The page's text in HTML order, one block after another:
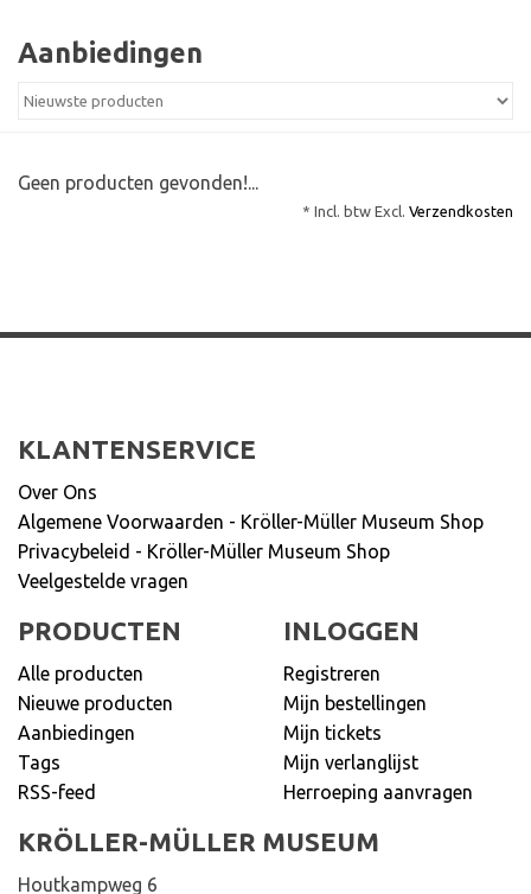
Aanbiedingen
Geen producten gevonden!...
* Incl. btw Excl. Verzendkosten
KLANTENSERVICE
Over Ons
Algemene Voorwaarden - Kröller-Müller Museum Shop
Privacybeleid - Kröller-Müller Museum Shop
Veelgestelde vragen
PRODUCTEN
Alle producten
Nieuwe producten
Aanbiedingen
Tags
RSS-feed
INLOGGEN
Registreren
Mijn bestellingen
Mijn tickets
Mijn verlanglijst
Herroeping aanvragen
KRÖLLER-MÜLLER MUSEUM
Houtkampweg 6